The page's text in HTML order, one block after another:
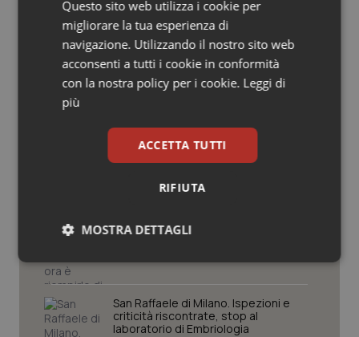
Salute orale & impianti
Sangue & coagulazione
Tiroide
Tumore al seno
Tumori del Polmone & Testa Collo
Tumori gastrointestinali
Ulcera & Reflusso
Liguria
Settimana della Scienza dello
Spallanzani: capire la ricerca per
Regione Lombardia scrive al ministro
Schillaci: “Gli attuali indicatori non
Case di comunità. La sfida ora è
riempirle di professionisti e servizi. Il
San Raffaele di Milano. Ispezioni e
criticità riscontrate, stop al
laboratorio di Embriologia
Questo sito web utilizza i cookie per
migliorare la tua esperienza di
navigazione. Utilizzando il nostro sito web
acconsenti a tutti i cookie in conformità
con la nostra policy per i cookie. Leggi di
più
ACCETTA TUTTI
RIFIUTA
MOSTRA DETTAGLI
Necessari Statistici Marketing